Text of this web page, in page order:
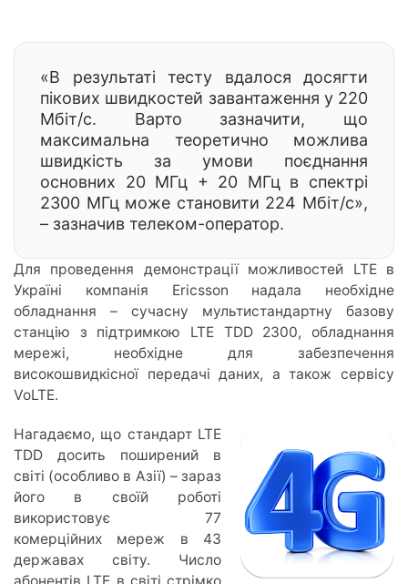
«В результаті тесту вдалося досягти
пікових швидкостей завантаження у 220
Мбіт/с. Варто зазначити, що
максимальна теоретично можлива
швидкість за умови поєднання
основних 20 МГц + 20 МГц в спектрі
2300 МГц може становити 224 Мбіт/с»,
– зазначив телеком-оператор.
Для проведення демонстрації можливостей LTE в
Україні компанія Ericsson надала необхідне
обладнання – сучасну мультистандартну базову
станцію з підтримкою LTE TDD 2300, обладнання
мережі, необхідне для забезпечення
високошвидкісної передачі даних, а також сервісу
VoLTE.
Нагадаємо, що стандарт LTE
TDD досить поширений в
світі (особливо в Азії) – зараз
його в своїй роботі
використовує 77
комерційних мереж в 43
державах світу. Число